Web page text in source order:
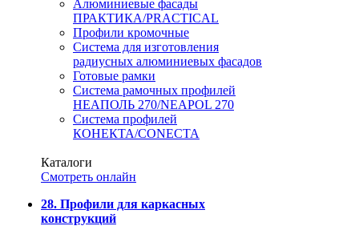
Алюминиевые фасады
ПРАКТИКА/PRACTICAL
Профили кромочные
Система для изготовления
радиусных алюминиевых фасадов
Готовые рамки
Система рамочных профилей
НЕАПОЛЬ 270/NEAPOL 270
Система профилей
КОНЕКТА/CONECTA
Каталоги
Смотреть онлайн
28. Профили для каркасных
конструкций